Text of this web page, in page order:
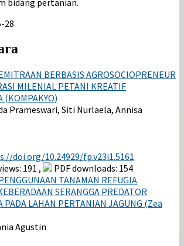
28
BERBASIS AGROSOCIOPRENEUR
MILENIAL PETANI KREATIF
(KOMPAKYO)
Prameswari, Siti Nurlaela, Annisa
doi.org/10.24929/fp.v23i1.5161
191 ,
PDF downloads: 154
TANAMAN REFUGIA
SERANGGA PREDATOR
PADA LAHAN PERTANIAN JAGUNG (Zea
Agustin